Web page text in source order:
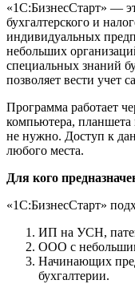
«1С:БизнесСтарт» —
бухгалтерского и
индивидуальных
небольших
специальных знаний
позволяет вести учет
Программа работает
компьютера, планшета
не нужно. Доступ к
любого места.
Для кого
«1С:БизнесСтарт»
ИП на УСН,
ООО с
Начинающих
бухгалтерии.